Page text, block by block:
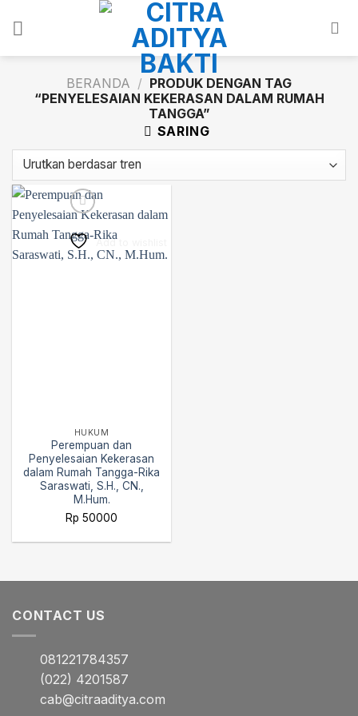
BERANDA / PRODUK DENGAN TAG
“PENYELESAIAN KEKERASAN DALAM RUMAH
TANGGA”
SARING
Add to wishlist
HUKUM
Perempuan dan
Penyelesaian Kekerasan
dalam Rumah Tangga-Rika
Saraswati, S.H., CN.,
M.Hum.
Rp 50000
CONTACT US
081221784357
(022) 4201587
cab@citraaditya.com